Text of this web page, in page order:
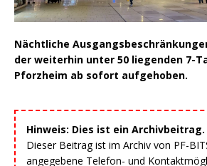
Nächtliche
der weiterhin unter 50 liegenden 7-
Pforzheim ab sofort aufgehoben.
Hinweis: Dies ist ein Archivbeitrag.
Dieser Beitrag ist im Archiv von PF-
angegebene Telefon- und